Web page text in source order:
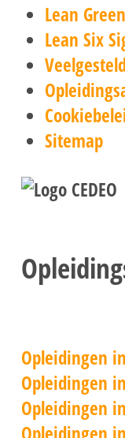
Lean
Lean Six
Sitemap
Opleidingen
Opleidingen
Opleidingen